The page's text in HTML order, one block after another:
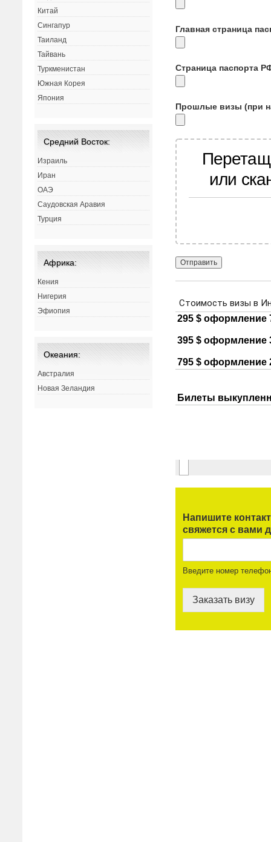
Главная страница
Страница паспорта
Прошлые визы (при
или
Напишите
свяжется с вами
Введите номер
Заказать визу
Китай
Сингапур
Таиланд
Тайвань
Туркменистан
Южная Корея
Япония
Средний Восток:
Израиль
Иран
ОАЭ
Саудовская Аравия
Турция
Африка:
Кения
Нигерия
Эфиопия
Океания:
Австралия
Новая Зеландия